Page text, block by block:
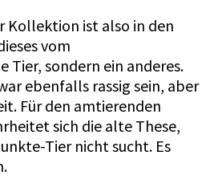
Kollektion ist also in den
vom
Tier, sondern ein anderes.
ebenfalls rassig sein, aber
Für den amtierenden
sich die alte These,
Tier nicht sucht. Es